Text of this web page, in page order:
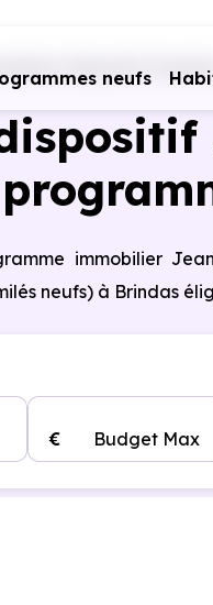
neufs
Dispositif
immobilier
neufs) à Brindas
Budget Max
€